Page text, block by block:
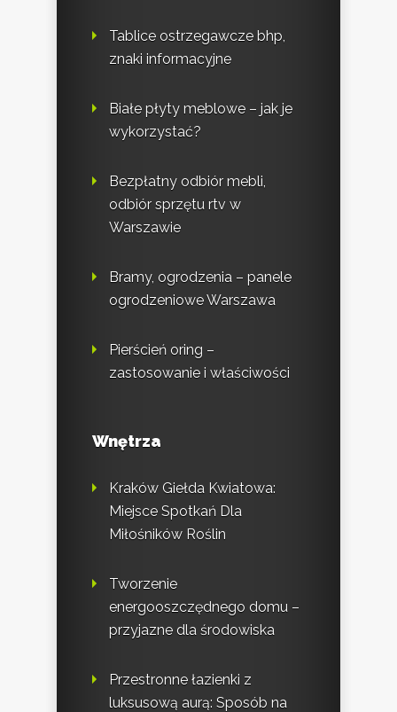
Tablice ostrzegawcze bhp,
znaki informacyjne
Białe płyty meblowe – jak je
wykorzystać?
Bezpłatny odbiór mebli,
odbiór sprzętu rtv w
Warszawie
Bramy, ogrodzenia – panele
ogrodzeniowe Warszawa
Pierścień oring –
zastosowanie i właściwości
Wnętrza
Kraków Giełda Kwiatowa:
Miejsce Spotkań Dla
Miłośników Roślin
Tworzenie
energooszczędnego domu –
przyjazne dla środowiska
Przestronne łazienki z
luksusową aurą: Sposób na